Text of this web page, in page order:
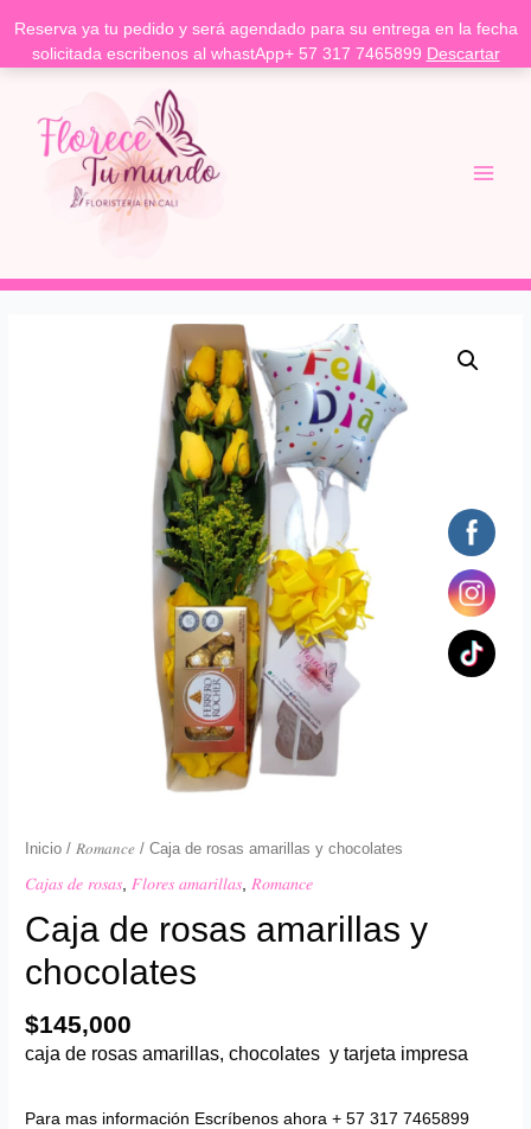
Reserva ya tu pedido y será agendado para su entrega en la fecha
solicitada escribenos al whastApp+ 57 317 7465899 Descartar
contenido
Inicio / 𝑅𝑜𝑚𝑎𝑛𝑐𝑒 / Caja de rosas amarillas y chocolates
𝐶𝑎𝑗𝑎𝑠 𝑑𝑒 𝑟𝑜𝑠𝑎𝑠,𝐹𝑙𝑜𝑟𝑒𝑠 𝑎𝑚𝑎𝑟𝑖𝑙𝑙𝑎𝑠,𝑅𝑜𝑚𝑎𝑛𝑐𝑒
Caja de rosas amarillas y
chocolates
$145,000
caja de rosas amarillas, chocolates y tarjeta impresa
Para mas información Escríbenos ahora + 57 317 7465899